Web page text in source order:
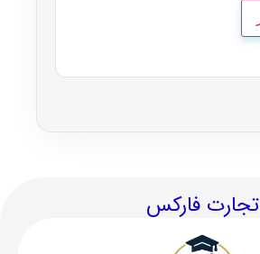
تجارت فارکس